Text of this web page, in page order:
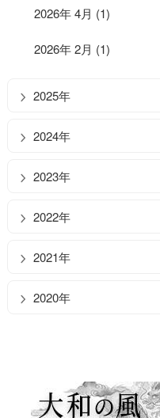
2026年 4月 (1)
2026年 2月 (1)
2025年
2024年
2023年
2022年
2021年
2020年